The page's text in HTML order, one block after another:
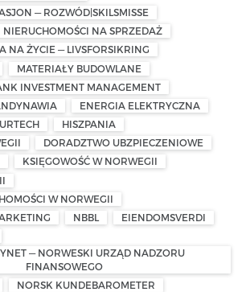
— ROZWÓD|SKILSMISSE
NIERUCHOMOŚCI NA SPRZEDAŻ
NA ŻYCIE — LIVSFORSIKRING
MATERIAŁY BUDOWLANE
INVESTMENT MANAGEMENT
ENERGIA ELEKTRYCZNA
HISZPANIA
DORADZTWO UBZPIECZENIOWE
KSIĘGOWOŚĆ W NORWEGII
W NORWEGII
NBBL
EIENDOMSVERDI
— NORWESKI URZĄD NADZORU
FINANSOWEGO
NORSK KUNDEBAROMETER